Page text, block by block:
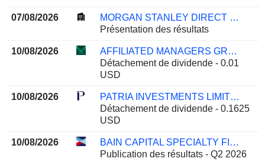
07/08/2026
MORGAN STANLEY DIRECT LENDING FUND
Présentation des résultats
10/08/2026
AFFILIATED MANAGERS GROUP, INC.
Détachement de dividende - 0.01
USD
10/08/2026
PATRIA INVESTMENTS LIMITED
Détachement de dividende - 0.1625
USD
10/08/2026
BAIN CAPITAL SPECIALTY FINANCE, INC.
Publication des résultats - Q2 2026